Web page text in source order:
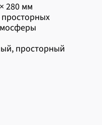
280 мм
просторный